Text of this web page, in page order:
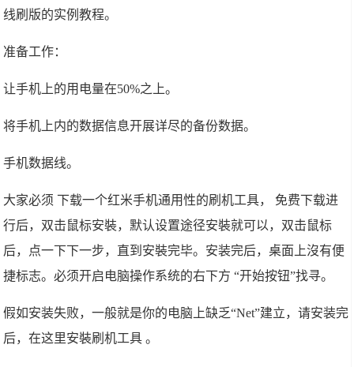
线刷版的实例教程。
准备工作：
让手机上的用电量在50%之上。
将手机上内的数据信息开展详尽的备份数据。
手机数据线。
大家必须 下载一个红米手机通用性的刷机工具， 免费下载进
行后，双击鼠标安裝，默认设置途径安裝就可以，双击鼠标
后，点一下下一步，直到安裝完毕。安装完后，桌面上沒有便
捷标志。必须开启电脑操作系统的右下方 “开始按钮”找寻。
假如安装失败，一般就是你的电脑上缺乏“Net”建立，请安装完
后，在这里安裝刷机工具 。